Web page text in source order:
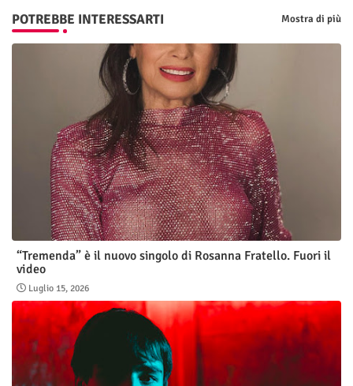
POTREBBE INTERESSARTI Mostra di più
“Tremenda” è il nuovo singolo di Rosanna Fratello. Fuori il
video
Luglio 15, 2026